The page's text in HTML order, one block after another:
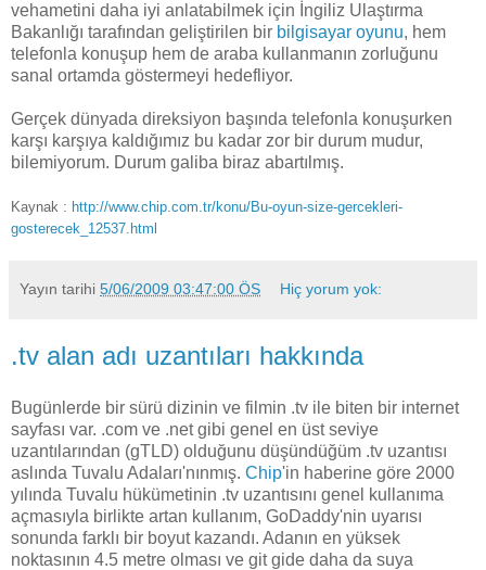
vehametini daha iyi anlatabilmek için İngiliz Ulaştırma
Bakanlığı tarafından geliştirilen bir bilgisayar oyunu, hem
telefonla konuşup hem de araba kullanmanın zorluğunu
sanal ortamda göstermeyi hedefliyor.
Gerçek dünyada direksiyon başında telefonla konuşurken
karşı karşıya kaldığımız bu kadar zor bir durum mudur,
bilemiyorum. Durum galiba biraz abartılmış.
Kaynak : http://www.chip.com.tr/konu/Bu-oyun-size-gercekleri-
gosterecek_12537.html
Yayın tarihi 5/06/2009 03:47:00 ÖS Hiç yorum yok:
.tv alan adı uzantıları hakkında
Bugünlerde bir sürü dizinin ve filmin .tv ile biten bir internet
sayfası var. .com ve .net gibi genel en üst seviye
uzantılarından (gTLD) olduğunu düşündüğüm .tv uzantısı
aslında Tuvalu Adaları'nınmış. Chip'in haberine göre 2000
yılında Tuvalu hükümetinin .tv uzantısını genel kullanıma
açmasıyla birlikte artan kullanım, GoDaddy'nin uyarısı
sonunda farklı bir boyut kazandı. Adanın en yüksek
noktasının 4.5 metre olması ve git gide daha da suya